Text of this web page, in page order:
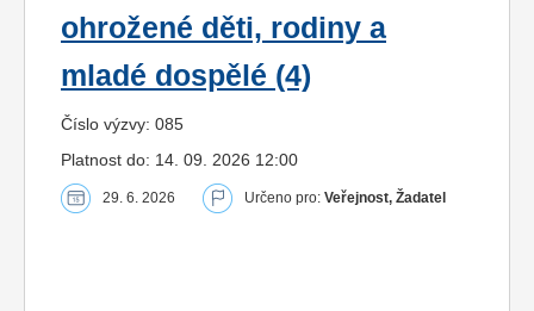
ohrožené děti, rodiny a
mladé dospělé (4)
Číslo výzvy: 085
Platnost do: 14. 09. 2026 12:00
29. 6. 2026 Určeno pro: Veřejnost, Žadatel